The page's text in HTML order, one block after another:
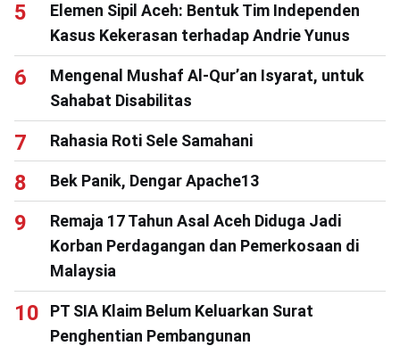
Elemen Sipil Aceh: Bentuk Tim Independen
Kasus Kekerasan terhadap Andrie Yunus
Mengenal Mushaf Al-Qur’an Isyarat, untuk
Sahabat Disabilitas
Rahasia Roti Sele Samahani
Bek Panik, Dengar Apache13
Remaja 17 Tahun Asal Aceh Diduga Jadi
Korban Perdagangan dan Pemerkosaan di
Malaysia
PT SIA Klaim Belum Keluarkan Surat
Penghentian Pembangunan